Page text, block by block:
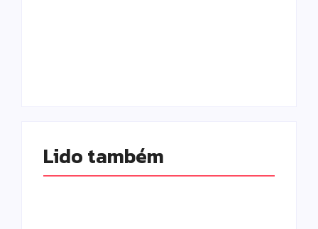
Lido também